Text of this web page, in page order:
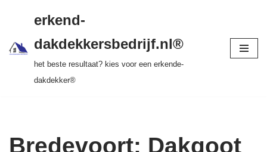
naar
inhoud
tot 20 jr garantie > SKEV erkend
erkend-
dakdekkersbedrijf.nl®
het beste resultaat? kies voor een erkende-
dakdekker®
Bredevoort: Dakgoot